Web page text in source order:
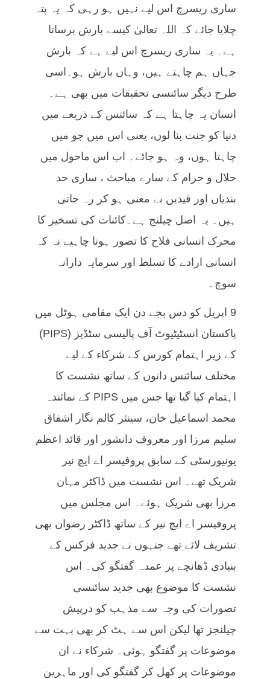
ساری ریسرچ اس لیے نہیں ہو رہی کہ یہ پتہ
چلایا جائے کہ اللہ تعالیٰ کیسے بارش برساتا
ہے۔ یہ ساری ریسرچ اس لیے ہے کہ بارش
جہاں ہم چاہتے ہیں، وہاں بارش ہو۔اسی
طرح دیگر سائنسی تحقیقات میں بھی ہے۔
انسان یہ چاہتا ہے کہ سائنس کے ذریعے میں
دنیا کو جنت بنا لوں، یعنی اس میں جو میں
چاہتا ہوں، وہ ہو جائے۔ اب اس ماحول میں
حلال و حرام کے سارے مباحث ، ساری حد
بندیاں اور قیدیں بے معنی ہو کر رہ جاتی
ہیں۔ یہ اصل چیلنج ہے۔کائنات کی تسخیر کا
محرک انسانی فلاح کا تصور ہونا چاہیے نہ کہ
انسانی ارادے کا تسلط اور سرمایہ دارانہ
سوچ۔
9 اپریل کو دس بجے دن ایک مقامی ہوٹل میں
پاکستان انسٹیٹیوٹ آف پالیسی سٹڈیز (PIPS)
کے زیر اہتمام کورس کے شرکاء کے لیے
مختلف سائنس دانوں کے ساتھ نشست کا
اہتمام کیا گیا تھا جس میں PIPS کے نمائندہ
محمد اسماعیل خان، سینئر کالم نگار اشفاق
سلیم مرزا اور معروف دانشور اور قائد اعظم
یونیورسٹی کے سابق پروفیسر اے ایچ نیر
شریک تھے۔ اس نشست میں ڈاکٹر مہان
مرزا بھی شریک ہوئے۔ اس مجلس میں
پروفیسر اے ایچ نیر کے ساتھ ڈاکٹر رضوان بھی
تشریف لائے تھے جنہوں نے جدید فزکس کے
بنیادی ڈھانچے پر عمدہ گفتگو کی۔ اس
نشست کا موضوع بھی جدید سائنسی
تصورات کی وجہ سے مذہب کو درپیش
چیلنجز تھا لیکن اس سے ہٹ کر بھی بہت سے
موضوعات پر گفتگو ہوئی۔ شرکاء نے ان
موضوعات پر کھل کر گفتگو کی اور ماہرین